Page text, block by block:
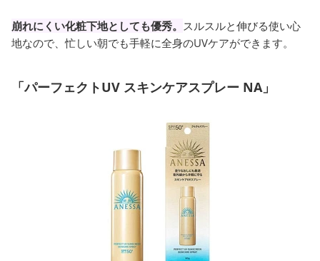
崩れにくい化粧下地としても優秀。 スルスルと伸びる使い心
地なので、忙しい朝でも手軽に全身のUVケアができます。
「パーフェクトUV スキンケアスプレー NA」